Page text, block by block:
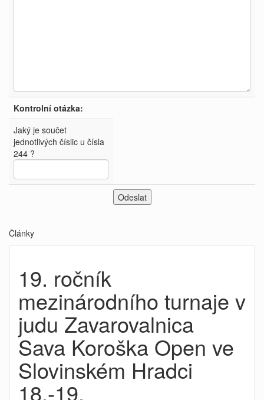
Kontrolní otázka:
Jaký je součet
jednotlivých číslic u čísla
244 ?
Články
19. ročník
mezinárodního turnaje v
judu Zavarovalnica
Sava Koroška Open ve
Slovinském Hradci
18.-19.